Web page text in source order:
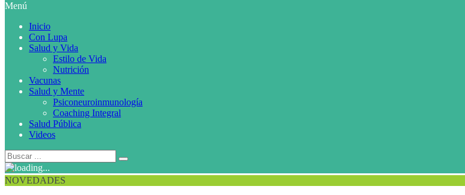
Menú
Inicio
Con Lupa
Salud y Vida
Estilo de Vida
Nutrición
Vacunas
Salud y Mente
Psiconeuroinmunología
Coaching Integral
Salud Pública
Videos
NOVEDADES